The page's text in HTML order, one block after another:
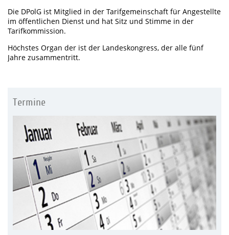
Die DPolG ist Mitglied in der Tarifgemeinschaft für Angestellte
im öffentlichen Dienst und hat Sitz und Stimme in der
Tarifkommission.
Höchstes Organ der ist der Landeskongress, der alle fünf
Jahre zusammentritt.
Termine